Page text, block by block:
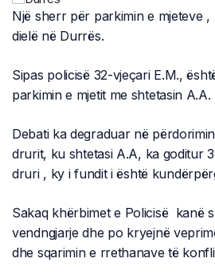
Një sherr për parkimin e mjeteve
dielë në Durrës.
Sipas policisë 32-vjeçari E.M.,
parkimin e mjetit me shtetasin A.A.
Debati ka degraduar në
drurit, ku shtetasi A.A, ka goditur
druri , ky i fundit i është
Sakaq khërbimet e Policisë kanë
vendngjarje dhe po kryejnë
dhe sqarimin e rrethanave të